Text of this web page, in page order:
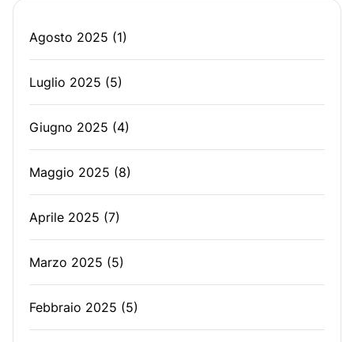
Agosto 2025 (1)
Luglio 2025 (5)
Giugno 2025 (4)
Maggio 2025 (8)
Aprile 2025 (7)
Marzo 2025 (5)
Febbraio 2025 (5)